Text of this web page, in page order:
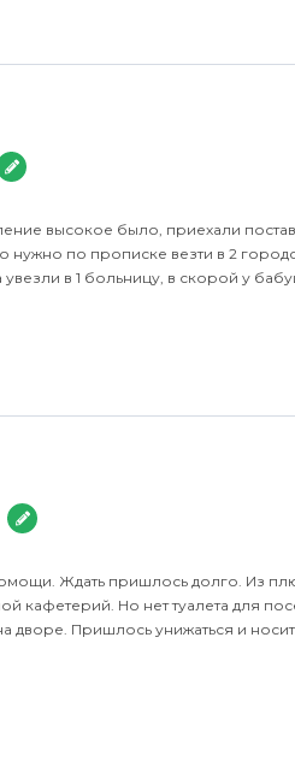
высокое было, приехали
нужно по прописке везти в 2
в 1 больницу, в скорой у
Ждать пришлось долго. Из
кафетерий. Но нет туалета для
дворе. Пришлось унижаться и носить